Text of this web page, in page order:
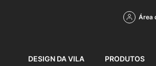
Área
DESIGN DA VILA PRODUTOS